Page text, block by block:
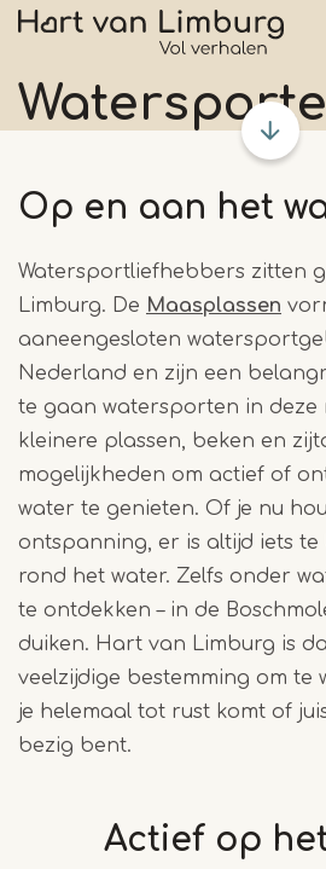
Overslaan
naar
gaan
Op en aan het
Watersportliefhebbers zitten
Limburg. De Maasplassen
aaneengesloten
Nederland en zijn een
te gaan watersporten in
kleinere plassen, beken en
mogelijkheden om actief of
water te genieten. Of je nu
ontspanning, er is altijd iets te
rond het water. Zelfs onder
te ontdekken – in de
duiken. Hart van Limburg is
veelzijdige bestemming om te
je helemaal tot rust komt of
bezig bent.
Actief op